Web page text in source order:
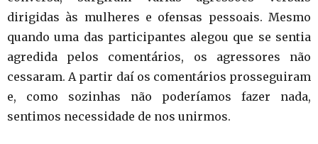
dirigidas às mulheres e ofensas pessoais. Mesmo
quando uma das participantes alegou que se sentia
agredida pelos comentários, os agressores não
cessaram. A partir daí os comentários prosseguiram
e, como sozinhas não poderíamos fazer nada,
sentimos necessidade de nos unirmos.